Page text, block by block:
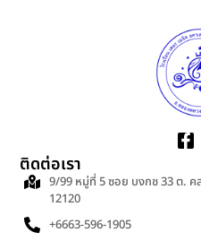
ติดต่อเรา
9/99 หมู่ที่ 5 ซอย บงกช 33 ต.
12120
+6663-596-1905